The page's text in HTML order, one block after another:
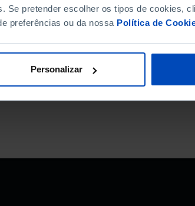
Se pretender escolher os tipos de cookies,
preferências ou da nossa Política de
Personalizar
FIM